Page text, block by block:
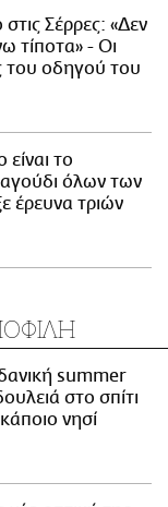
Σέρρες: «Δεν
τίποτα» - Οι
του οδηγού του
είναι το
όλων των
έρευνα τριών
summer
στο σπίτι
νησί